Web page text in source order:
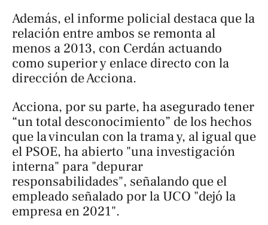
Además, el informe policial destaca que la
relación entre ambos se remonta al
menos a 2013, con Cerdán actuando
como superior y enlace directo con la
dirección de Acciona.
Acciona, por su parte, ha asegurado tener
“un total desconocimiento” de los hechos
que la vinculan con la trama y, al igual que
el PSOE, ha abierto "una investigación
interna" para "depurar
responsabilidades", señalando que el
empleado señalado por la UCO "dejó la
empresa en 2021".